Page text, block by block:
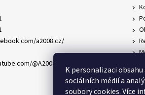
K personalizaci
sociálních médií a
soubory cookies. Více
a2008.cz/
@A2008-AED-skoleni-lekar